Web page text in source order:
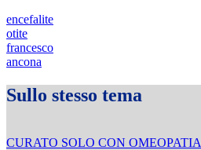
encefalite
otite
francesco
ancona
Sullo stesso tema
CURATO SOLO CON OMEOPATIA